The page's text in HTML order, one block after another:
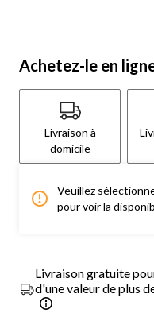
Achetez-le en
Livraison à
domicile
Veuillez
pour voir la
Livraison gratuite
d'une valeur de plus